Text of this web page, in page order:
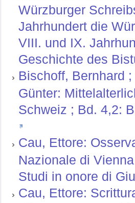
Würzburger
Jahrhundert die
VIII. und IX.
Geschichte des
Bischoff, Bernhard
Günter:
Schweiz ; Bd. 4,2:
Cau, Ettore:
Nazionale di
Studi in onore di
Cau, Ettore: